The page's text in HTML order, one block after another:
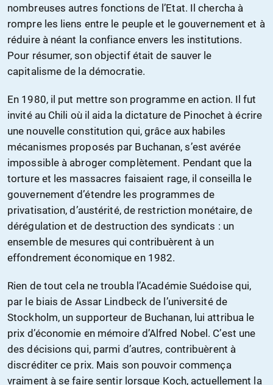
nombreuses autres fonctions de l’Etat. Il chercha à
rompre les liens entre le peuple et le gouvernement et à
réduire à néant la confiance envers les institutions.
Pour résumer, son objectif était de sauver le
capitalisme de la démocratie.
En 1980, il put mettre son programme en action. Il fut
invité au Chili où il aida la dictature de Pinochet à écrire
une nouvelle constitution qui, grâce aux habiles
mécanismes proposés par Buchanan, s’est avérée
impossible à abroger complètement. Pendant que la
torture et les massacres faisaient rage, il conseilla le
gouvernement d’étendre les programmes de
privatisation, d’austérité, de restriction monétaire, de
dérégulation et de destruction des syndicats : un
ensemble de mesures qui contribuèrent à un
effondrement économique en 1982.
Rien de tout cela ne troubla l’Académie Suédoise qui,
par le biais de Assar Lindbeck de l’université de
Stockholm, un supporteur de Buchanan, lui attribua le
prix d’économie en mémoire d’Alfred Nobel. C’est une
des décisions qui, parmi d’autres, contribuèrent à
discréditer ce prix. Mais son pouvoir commença
vraiment à se faire sentir lorsque Koch, actuellement la